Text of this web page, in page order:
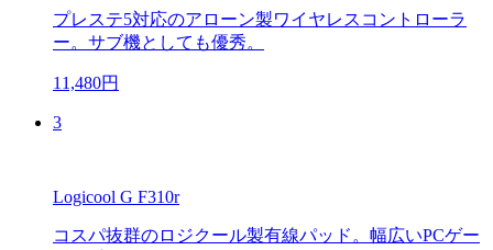
プレステ5対応のアローン製ワイヤレスコントローラ
ー。サブ機としても優秀。
11,480円
3
Logicool G F310r
コスパ抜群のロジクール製有線パッド。幅広いPCゲー